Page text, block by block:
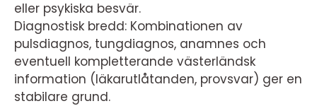
eller psykiska besvär.
Diagnostisk bredd: Kombinationen av
pulsdiagnos, tungdiagnos, anamnes och
eventuell kompletterande västerländsk
information (läkarutlåtanden, provsvar) ger en
stabilare grund.